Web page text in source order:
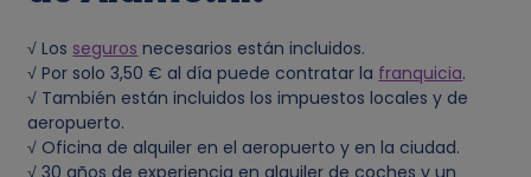
√ Los seguros necesarios están incluidos.
√ Por solo 3,50 € al día puede contratar la franquicia.
√ También están incluidos los impuestos locales y de
aeropuerto.
√ Oficina de alquiler en el aeropuerto y en la ciudad.
s
p
e